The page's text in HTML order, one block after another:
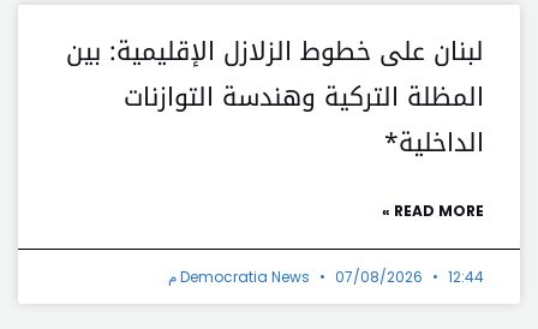
لبنان على خطوط الزلازل الإقليمية: بين
المظلة التركية وهندسة التوازنات
الداخلية*
READ MORE »
Democratia News 07/08/2026 12:44 م